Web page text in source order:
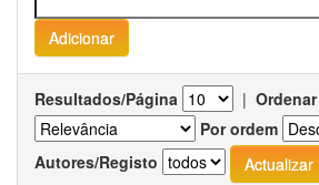
Resultados/Página |
Por ordem
Autores/Registo